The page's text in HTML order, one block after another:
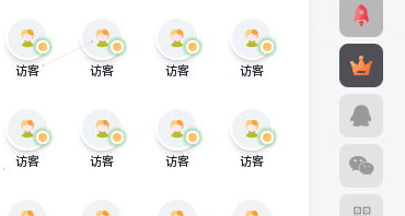
访客 访客 访客 访客
访客 访客 访客 访客